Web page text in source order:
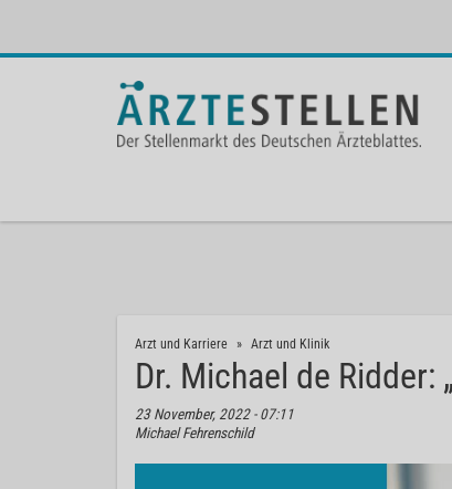
Arzt und Karriere Arzt und Klinik
Dr. Michael de
23 November, 2022 - 07:11
Michael Fehrenschild